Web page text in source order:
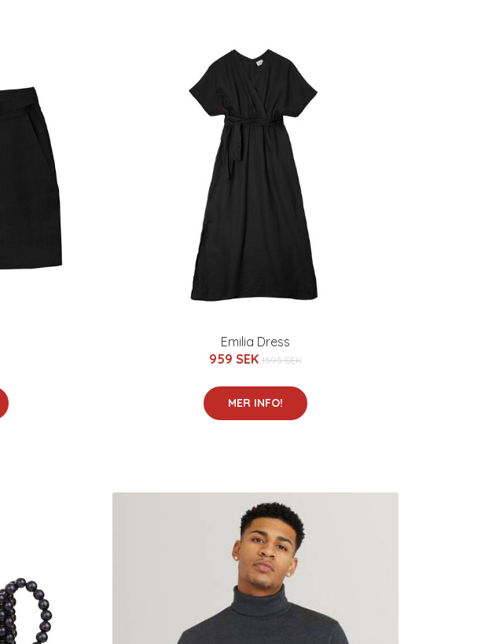
Emilia Dress
959 SEK 1595 SEK
MER INFO!